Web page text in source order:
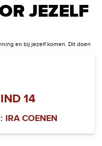
JEZELF
en bij jezelf komen. Dit doen
14
IRA COENEN